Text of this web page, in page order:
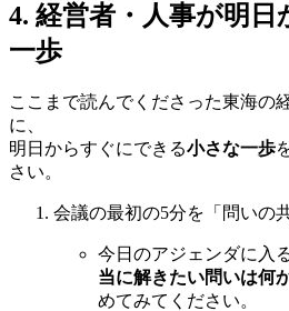
4. 経営者・人事が明日
一歩
ここまで読んでくださった東海の
に、
明日からすぐにできる小さな一歩
さい。
会議の最初の5分を「問いの
今日のアジェンダに入
当に解きたい問いは何
めてみてください。